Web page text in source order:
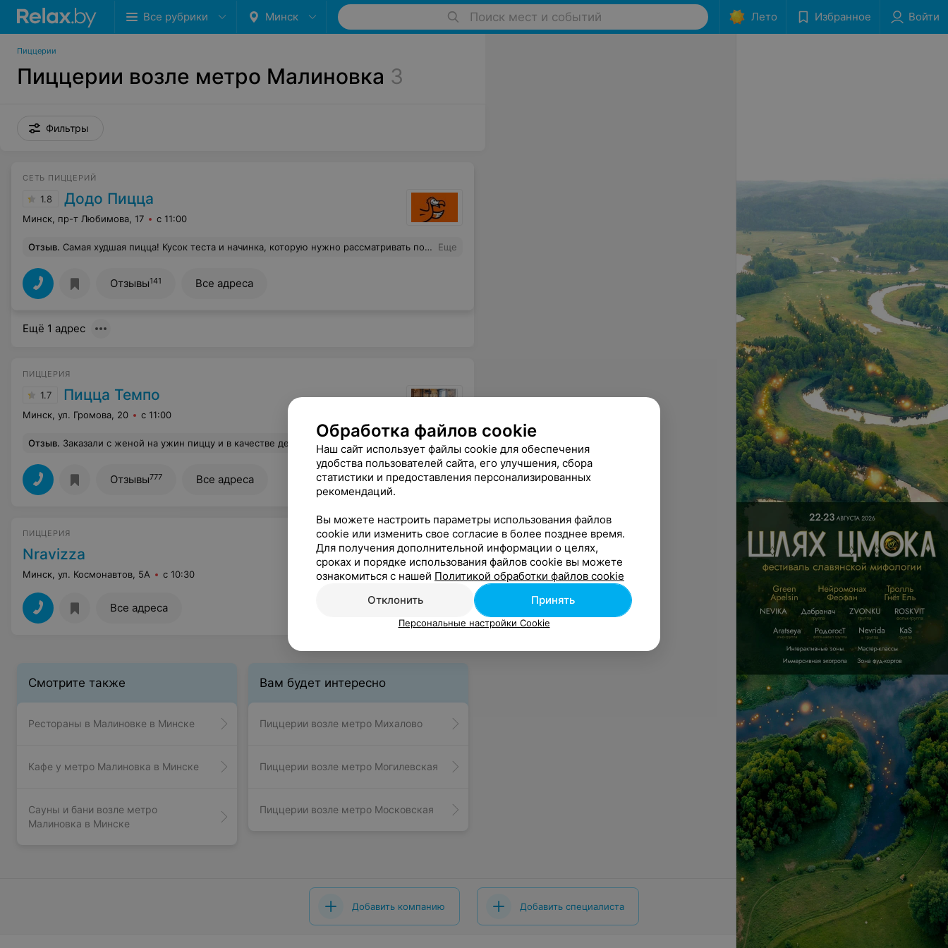
Все рубрики Минск Поиск мест и событий Лето Избранное Войти
Пиццерии
Пиццерии возле метро Малиновка 3
Фильтры
СЕТЬ ПИЦЦЕРИЙ
1.8 Додо Пицца
Минск, пр-т Любимова, 17 с 11:00
Отзыв. Самая худшая пицца! Кусок теста и начинка, которую нужно рассматривать под микроскопом! Еще
Отзывы141 Все адреса
Ещё 1 адрес
ПИЦЦЕРИЯ
1.7 Пицца Темпо
Минск, ул. Громова, 20 с 11:00
Отзыв. Заказали с женой на ужин пиццу и в качестве десерта вишнёвый штрудель. Мало того, что он был чёрствый и не вкусный, так ещё и с плесенью. Это ужасно! Ребята видимо совсем не беспокоятся за свою репутацию! Еще
Отзывы777 Все адреса
ПИЦЦЕРИЯ
Nravizza
Минск, ул. Космонавтов, 5А с 10:30
Все адреса
Смотрите также
Рестораны в Малиновке в Минске
Кафе у метро Малиновка в Минске
Сауны и бани возле метро
Малиновка в Минске
Вам будет интересно
Пиццерии возле метро Михалово
Пиццерии возле метро Могилевская
Пиццерии возле метро Московская
Добавить компанию Добавить специалиста
Обработка файлов cookie
Наш сайт использует файлы cookie для обеспечения
удобства пользователей сайта, его улучшения, сбора
статистики и предоставления персонализированных
рекомендаций.
Вы можете настроить параметры использования файлов
cookie или изменить свое согласие в более позднее время.
Для получения дополнительной информации о целях,
сроках и порядке использования файлов cookie вы можете
ознакомиться с нашей Политикой обработки файлов cookie
Отклонить
Принять
Персональные настройки Cookie